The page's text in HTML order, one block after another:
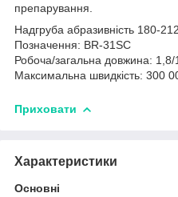
препарування.
Надгруба абразивність 180-
Позначення: BR-31SC
Робоча/загальна довжина: 1,8/
Максимальна швидкість: 300
Приховати
Характеристики
Основні